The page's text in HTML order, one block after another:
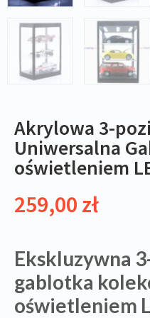
Akrylowa 3-
Uniwersalna
oświetleniem
259,00 zł
Ekskluzywna
gablotka
oświetleniem